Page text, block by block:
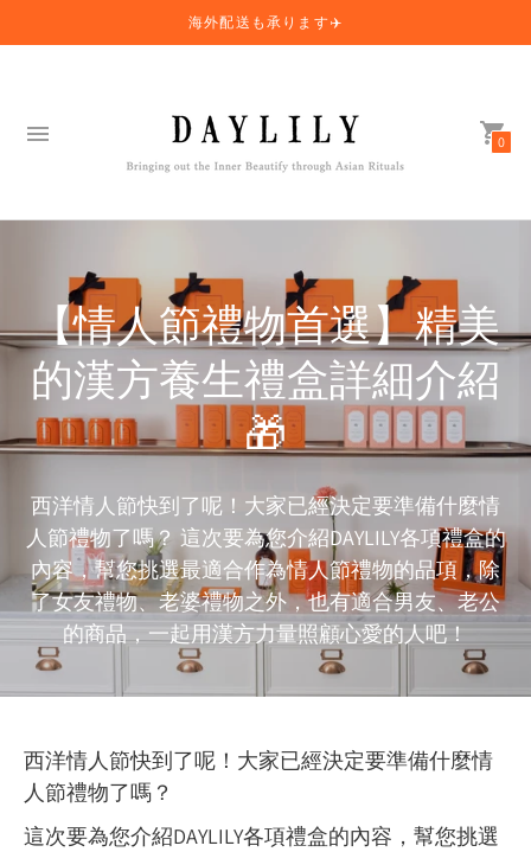
海外配送も承ります✈️
0
【情人節禮物首選】精美
的漢方養生禮盒詳細介紹
🎁
西洋情人節快到了呢！大家已經決定要準備什麼情
人節禮物了嗎？ 這次要為您介紹DAYLILY各項禮盒的
內容，幫您挑選最適合作為情人節禮物的品項，除
了女友禮物、老婆禮物之外，也有適合男友、老公
的商品，一起用漢方力量照顧心愛的人吧！
西洋情人節快到了呢！大家已經決定要準備什麼情
人節禮物了嗎？
這次要為您介紹DAYLILY各項禮盒的內容，幫您挑選